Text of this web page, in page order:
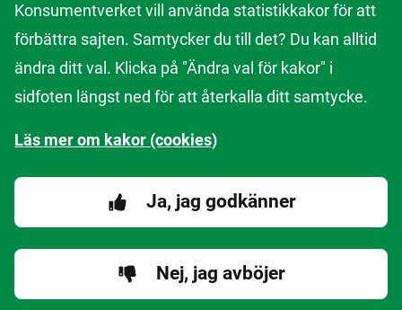
Konsumentverket vill använda statistikkakor för att
förbättra sajten. Samtycker du till det? Du kan alltid
ändra ditt val. Klicka på "Ändra val för kakor" i
sidfoten längst ned för att återkalla ditt samtycke.
Läs mer om kakor (cookies)
Ja, jag godkänner
Nej, jag avböjer
Innehållet på webbplatsen kan inte anses återspegla åsikter av
och genomförandeorganet för små och medelstora företag
kommissionen och EISMEA frånsäger sig ansvar för eventuell